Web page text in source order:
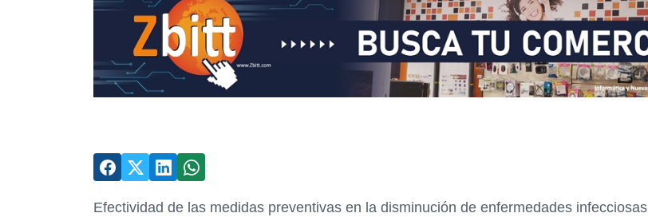
Efectividad de las medidas preventivas en la disminución de enfermedades infecciosas